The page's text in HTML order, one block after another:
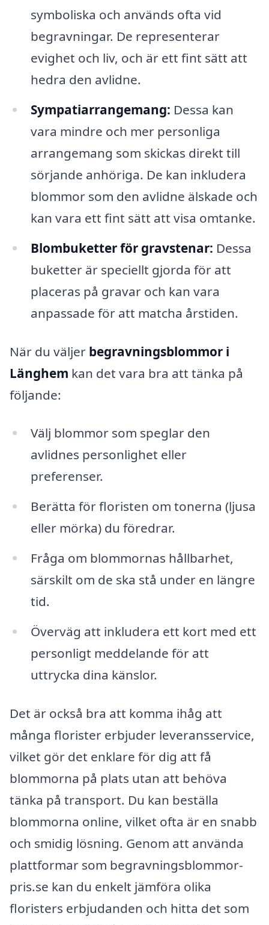
symboliska och används ofta vid
begravningar. De representerar
evighet och liv, och är ett fint sätt att
hedra den avlidne.
Sympatiarrangemang: Dessa kan
vara mindre och mer personliga
arrangemang som skickas direkt till
sörjande anhöriga. De kan inkludera
blommor som den avlidne älskade och
kan vara ett fint sätt att visa omtanke.
Blombuketter för gravstenar: Dessa
buketter är speciellt gjorda för att
placeras på gravar och kan vara
anpassade för att matcha årstiden.
När du väljer begravningsblommor i
Länghem kan det vara bra att tänka på
följande:
Välj blommor som speglar den
avlidnes personlighet eller
preferenser.
Berätta för floristen om tonerna (ljusa
eller mörka) du föredrar.
Fråga om blommornas hållbarhet,
särskilt om de ska stå under en längre
tid.
Överväg att inkludera ett kort med ett
personligt meddelande för att
uttrycka dina känslor.
Det är också bra att komma ihåg att
många florister erbjuder leveransservice,
vilket gör det enklare för dig att få
blommorna på plats utan att behöva
tänka på transport. Du kan beställa
blommorna online, vilket ofta är en snabb
och smidig lösning. Genom att använda
plattformar som begravningsblommor-
pris.se kan du enkelt jämföra olika
floristers erbjudanden och hitta det som